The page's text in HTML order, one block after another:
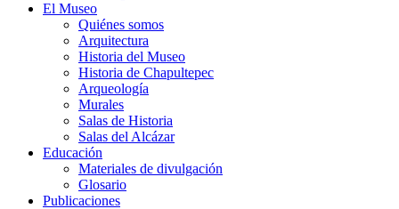
El Museo
Quiénes somos
Arquitectura
Historia del Museo
Historia de Chapultepec
Arqueología
Murales
Salas de Historia
Salas del Alcázar
Educación
Materiales de divulgación
Glosario
Publicaciones